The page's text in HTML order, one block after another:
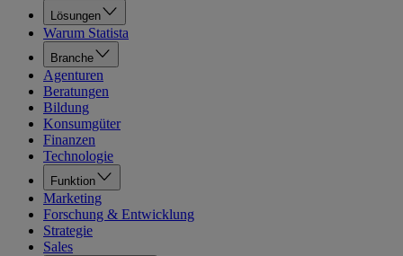
Lösungen
Warum Statista
Branche
Agenturen
Beratungen
Bildung
Konsumgüter
Finanzen
Technologie
Funktion
Marketing
Forschung & Entwicklung
Strategie
Sales